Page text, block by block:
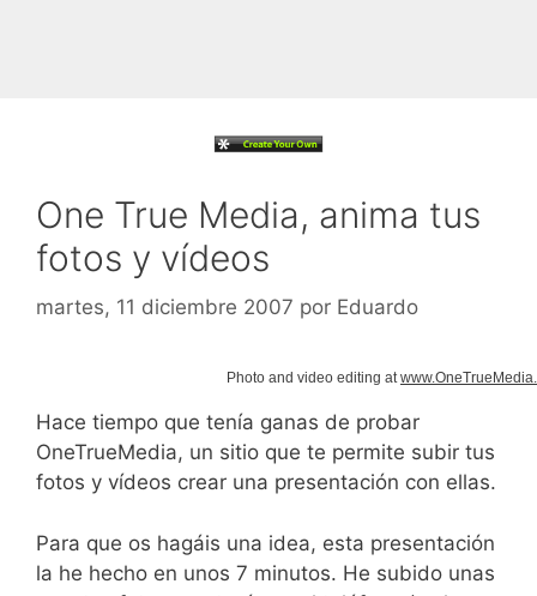
One True Media, anima tus
fotos y vídeos
martes, 11 diciembre 2007 por Eduardo
Photo and video editing at
Hace tiempo que tenía ganas de probar
OneTrueMedia, un sitio que te permite subir tus
fotos y vídeos crear una presentación con ellas.
Para que os hagáis una idea, esta presentación
la he hecho en unos 7 minutos. He subido unas